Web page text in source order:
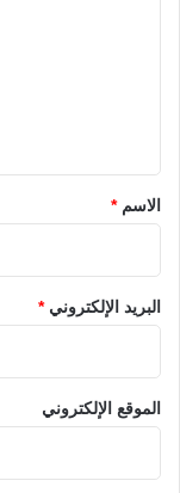
*الاسم*
البريد الإلكتروني*
الموقع الإلكتروني